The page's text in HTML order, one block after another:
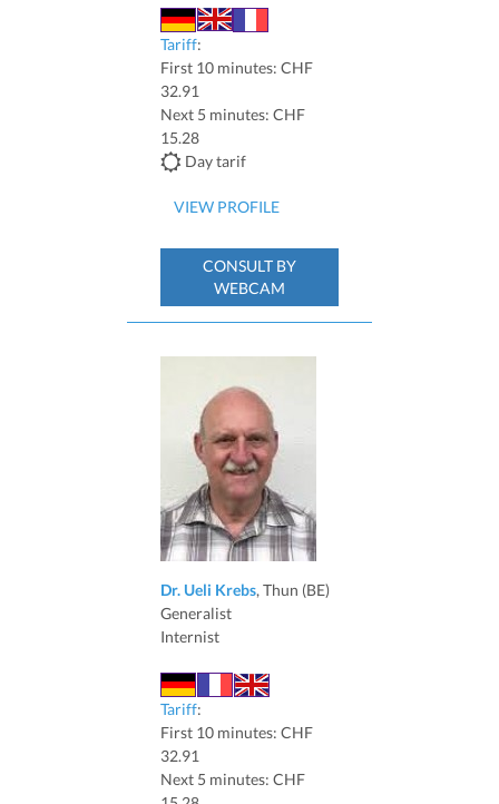
Tariff:
First 10 minutes: CHF
32.91
Next 5 minutes: CHF
15.28
Day tarif
VIEW PROFILE
CONSULT BY
WEBCAM
Dr. Ueli Krebs, Thun (BE)
Generalist
Internist
Tariff:
First 10 minutes: CHF
32.91
Next 5 minutes: CHF